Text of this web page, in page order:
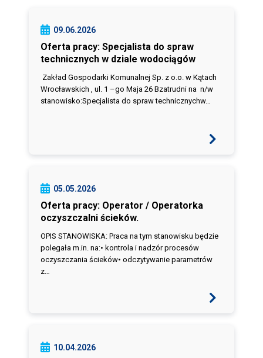
09.06.2026
Oferta pracy: Specjalista do spraw
technicznych w dziale wodociągów
Zakład Gospodarki Komunalnej Sp. z o.o. w Kątach
Wrocławskich , ul. 1 –go Maja 26 Bzatrudni na n/w
stanowisko:Specjalista do spraw technicznychw…
05.05.2026
Oferta pracy: Operator / Operatorka
oczyszczalni ścieków.
OPIS STANOWISKA: Praca na tym stanowisku będzie
polegała m.in. na:• kontrola i nadzór procesów
oczyszczania ścieków• odczytywanie parametrów
z…
10.04.2026